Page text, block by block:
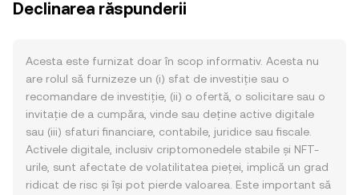
Declinarea răspunderii
Acesta este furnizat doar în scop informativ. Acesta nu
are rolul să furnizeze un (i) sfat de investiție sau o
recomandare de investiție, (ii) o ofertă, o solicitare sau o
invitație de a cumpăra, vinde sau deține active digitale
sau (iii) sfaturi financiare, contabile, juridice sau fiscale.
Activele digitale, inclusiv criptomonedele stabile și NFT-
urile, sunt afectate de volatilitatea pieței, implică un grad
ridicat de risc și își pot pierde valoarea. Este important să